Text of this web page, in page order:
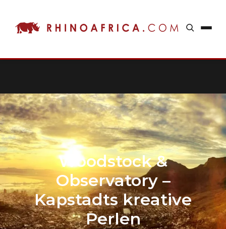
Woodstock &
Observatory –
Kapstadts kreative
Perlen